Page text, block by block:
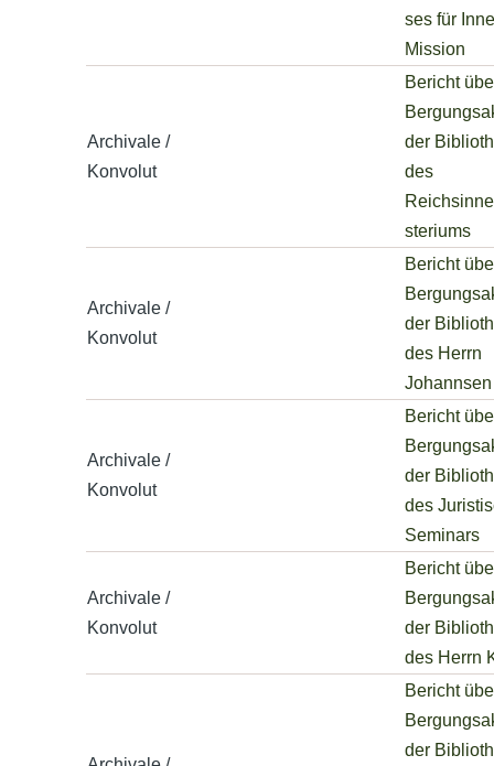
ses für
Mission
Archivale /
Konvolut
Bericht
der
des
steriums
Archivale /
Konvolut
Bericht
der
des Herrn
Johannsen
Archivale /
Konvolut
Bericht
der
des
Seminars
Archivale /
Konvolut
Bericht
der
des Herrn
Bericht
der